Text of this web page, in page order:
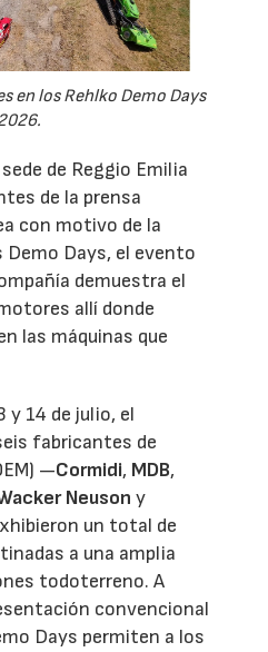
en los Rehlko Demo Days
de Reggio Emilia
de la prensa
con motivo de la
Days, el evento
demuestra el
allí donde
las máquinas que
y 14 de julio, el
fabricantes de
—Cormidi, MDB,
Neuson y
un total de
a una amplia
todoterreno. A
convencional
Days permiten a los